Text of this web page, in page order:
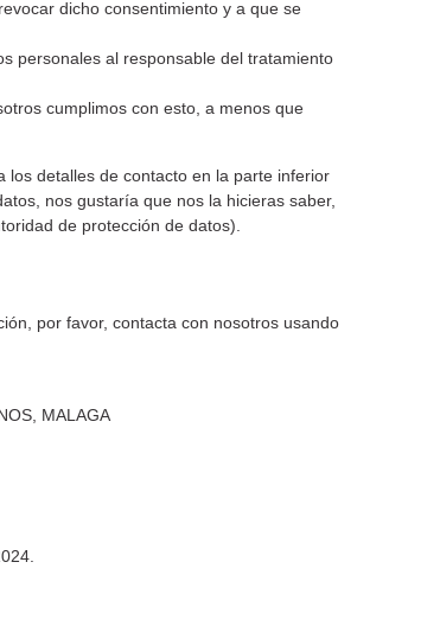
dicho consentimiento y a que se
personales al responsable del tratamiento
cumplimos con esto, a menos que
los detalles de contacto en la parte inferior
nos gustaría que nos la hicieras saber,
de protección de datos).
por favor, contacta con nosotros usando
MALAGA